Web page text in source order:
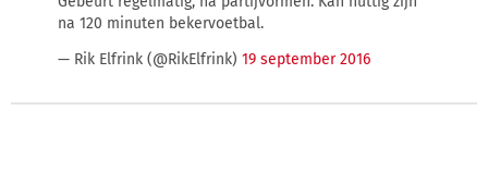
na 120 minuten bekervoetbal.
— Rik Elfrink (@RikElfrink) 19 september 2016